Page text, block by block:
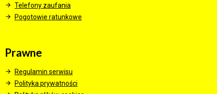
Telefony zaufania
Pogotowie ratunkowe
Prawne
Regulamin serwisu
Polityka prywatności